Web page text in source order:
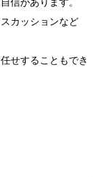
カッションなど
せすることもでき